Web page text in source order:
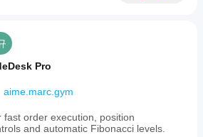
Pro
aime.marc.gym
order execution, position
and automatic Fibonacci levels.